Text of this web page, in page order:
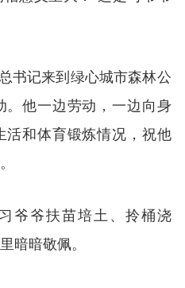
书记来到绿心城市森林公
他一边劳动，一边向身
和体育锻炼情况，祝他
爷爷扶苗培土、拎桶浇
暗暗敬佩。